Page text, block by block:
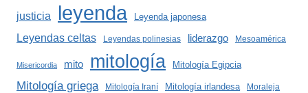
justicia leyenda Leyenda japonesa
Leyendas celtas Leyendas polinesias liderazgo Mesoamérica
Misericordia mito mitología Mitología Egipcia
Mitología griega Mitología Iraní Mitología irlandesa Moraleja